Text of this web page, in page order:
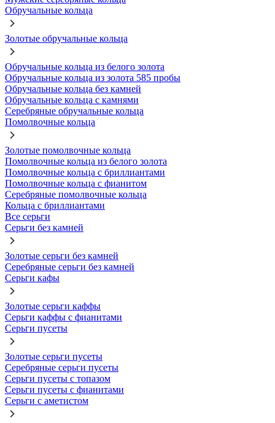
Обручальные кольца
Золотые обручальные кольца
Обручальные кольца из белого золота
Обручальные кольца из золота 585 пробы
Обручальные кольца без камней
Обручальные кольца с камнями
Серебряные обручальные кольца
Помолвочные кольца
Золотые помолвочные кольца
Помолвочные кольца из белого золота
Помолвочные кольца с бриллиантами
Помолвочные кольца с фианитом
Серебряные помолвочные кольца
Кольца с бриллиантами
Все серьги
Серьги без камней
Золотые серьги без камней
Серебряные серьги без камней
Серьги кафы
Золотые серьги каффы
Серьги каффы с фианитами
Серьги пусеты
Золотые серьги пусеты
Серебряные серьги пусеты
Серьги пусеты с топазом
Серьги пусеты с фианитами
Серьги с аметистом